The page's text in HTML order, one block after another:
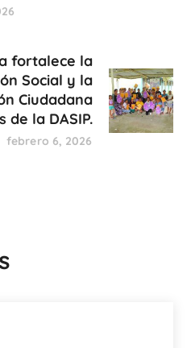
fortalece la
Social y la
Ciudadana
de la DASIP.
febrero 6, 2026